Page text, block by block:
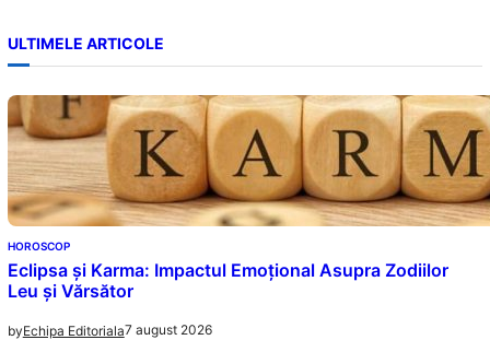
ULTIMELE ARTICOLE
HOROSCOP
Eclipsa și Karma: Impactul Emoțional Asupra Zodiilor
Leu și Vărsător
byEchipa Editoriala7 august 2026